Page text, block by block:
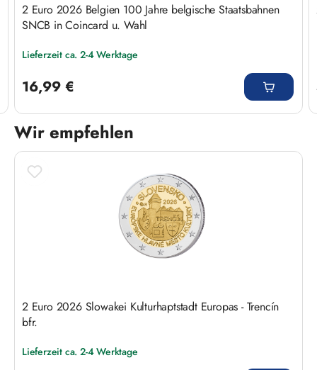
2 Euro 2026 Belgien 100 Jahre belgische Staatsbahnen
SNCB in Coincard u. Wahl
Lieferzeit ca. 2-4 Werktage
16,99 €
Wir empfehlen
Produktgalerie überspringen
2 Euro 2026 Slowakei Kulturhaptstadt Europas - Trencín
bfr.
Lieferzeit ca. 2-4 Werktage